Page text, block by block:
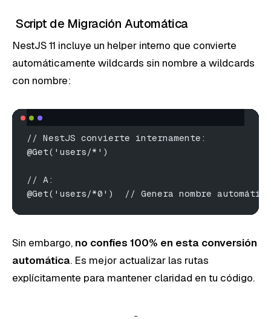
Script de Migración Automática
NestJS 11 incluye un helper interno que convierte
automáticamente wildcards sin nombre a wildcards
con nombre:
// NestJS convierte internamente:
@Get('users/*')
// A:
@Get('users/*0')  // Genera nombre
Sin embargo, no confíes 100% en esta conversión
automática. Es mejor actualizar las rutas
explícitamente para mantener claridad en tu código.